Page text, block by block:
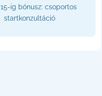
ig bónusz: csoportos
startkonzultáció